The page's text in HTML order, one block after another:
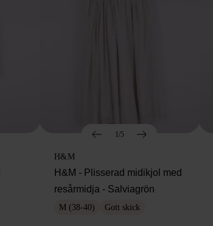
1/5
H&M
H&M - Plisserad midikjol med
resårmidja - Salviagrön
M (38-40) Gott skick